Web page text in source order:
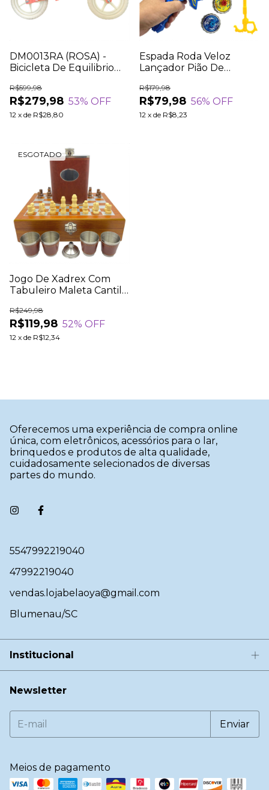
DM0013RA (ROSA) -
Bicicleta De Equilibrio
Bike Balance Sem Pedal
R$279,98
R$599,98
53% OFF
12 x de R$28,80
Espada Roda Veloz
Lançador Pião De
Brinquedo 3 em 1
R$79,98
R$179,98
56% OFF
12 x de R$8,23
ESGOTADO
Jogo De Xadrex Com
Tabuleiro Maleta Cantil
R$119,98
R$249,98
52% OFF
12 x de R$12,34
Oferecemos uma experiência de compra online
única, com eletrônicos, acessórios para o lar,
brinquedos e produtos de alta qualidade,
cuidadosamente selecionados de diversas
partes do mundo.
5547992219040
47992219040
vendas.lojabelaoya@gmail.com
Blumenau/SC
Institucional
Newsletter
Meios de pagamento